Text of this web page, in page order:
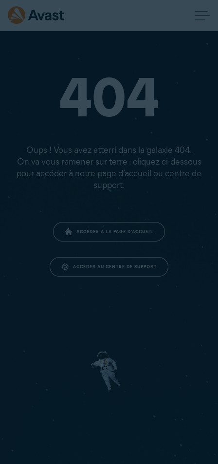
404
Oups ! Vous avez atterri dans la galaxie 404.
On va vous ramener sur terre : cliquez ci-dessous
pour accéder à notre page d’accueil ou centre de
support.
ACCÉDER À LA PAGE D’ACCUEIL
ACCÉDER AU CENTRE DE SUPPORT